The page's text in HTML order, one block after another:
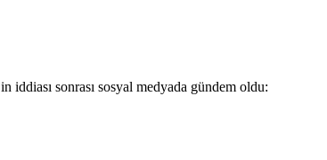
iddiası sonrası sosyal medyada gündem oldu: